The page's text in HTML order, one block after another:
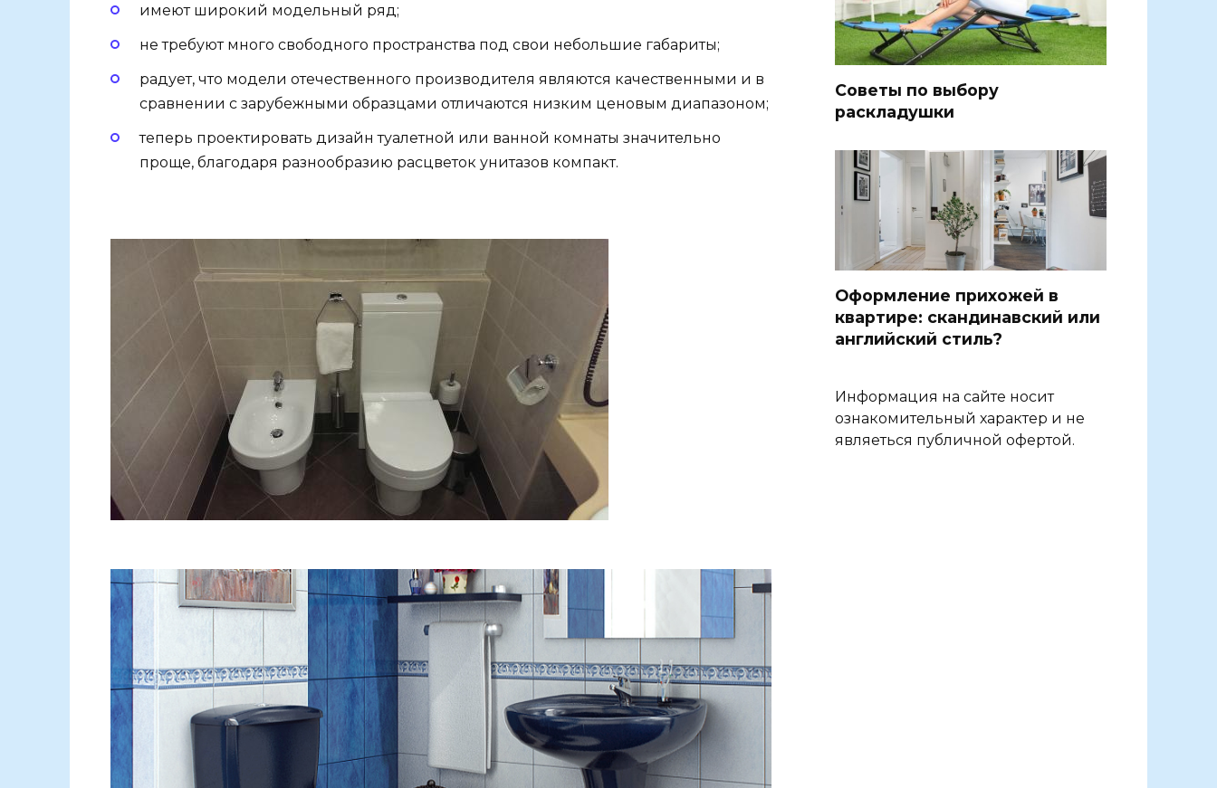
имеют широкий модельный ряд;
не требуют много свободного пространства под свои небольшие габариты;
радует, что модели отечественного производителя являются качественными и в
сравнении с зарубежными образцами отличаются низким ценовым диапазоном;
теперь проектировать дизайн туалетной или ванной комнаты значительно
проще, благодаря разнообразию расцветок унитазов компакт.
Советы по выбору
раскладушки
Оформление прихожей в
квартире: скандинавский или
английский стиль?
Информация на сайте носит
ознакомительный характер и не
являеться публичной офертой.